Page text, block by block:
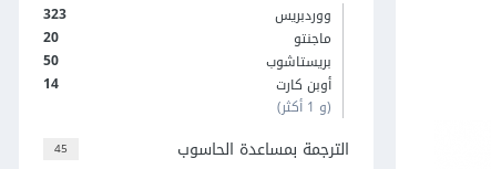
323
ووردبريس
20
ماجنتو
50
بريستاشوب
14
أوبن كارت
(و 1 أكثر)
45 الترجمة بمساعدة الحاسوب